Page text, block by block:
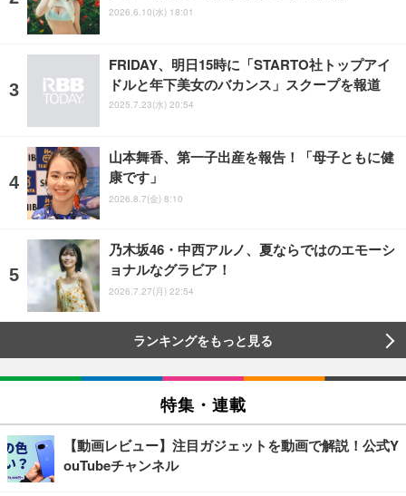
2026.6.10(水) 18:01
FRIDAY、明日15時に「STARTO社トップアイ
ドルと年下美女のバカンス」スクープを報道
2025.7.23(水) 20:54
山本舞香、第一子出産を報告！「母子ともに健
康です」
2026.8.7(金) 8:10
乃木坂46・中西アルノ、夏ならではのエモーシ
ョナルなグラビア！
2026.7.27(月) 22:54
ランキングをもっと見る
特集・連載
【動画レビュー】注目ガジェットを動画で解説！公式Y
ouTubeチャンネル